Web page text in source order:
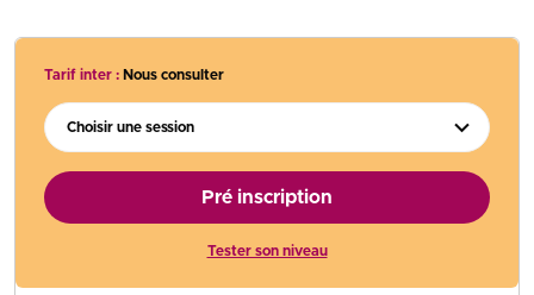
Tarif inter : Nous consulter
Choisir une session
Pré inscription
Tester son niveau